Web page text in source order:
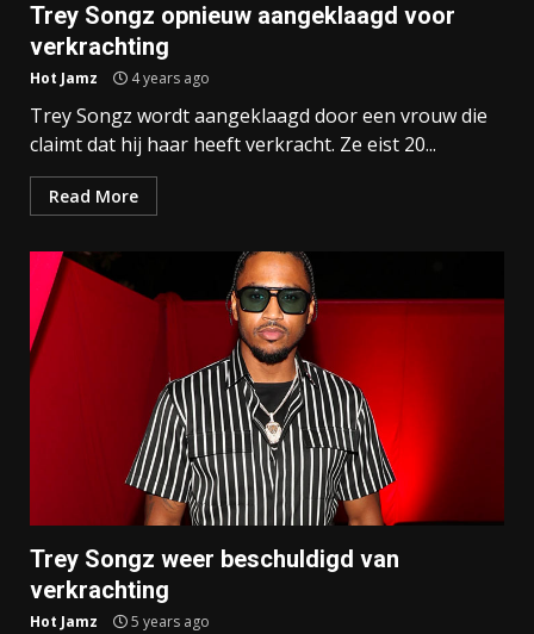
Trey Songz opnieuw aangeklaagd voor
verkrachting
Hot Jamz 4 years ago
Trey Songz wordt aangeklaagd door een vrouw die
claimt dat hij haar heeft verkracht. Ze eist 20...
Read More
Trey Songz weer beschuldigd van
verkrachting
Hot Jamz 5 years ago